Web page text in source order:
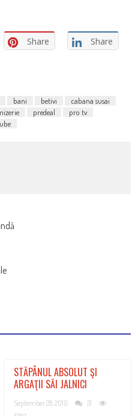
Share Share
bani betivi
cabana susai
predeal
pro tv
STĂPÂNUL ABSOLUT ŞI
ARGAŢII SĂI JALNICI
September 28, 2010
51